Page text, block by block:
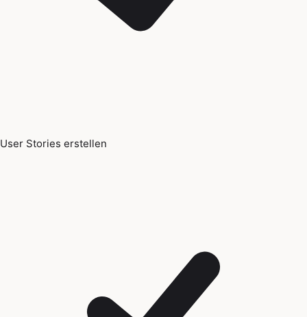
User Stories erstellen